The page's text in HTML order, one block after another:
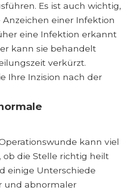
Es ist auch wichtig,
einer Infektion
eine Infektion erkannt
kann sie behandelt
verkürzt.
Ihre Inzision nach der
kann viel
ob die Stelle richtig heilt
einige Unterschiede
und abnormaler